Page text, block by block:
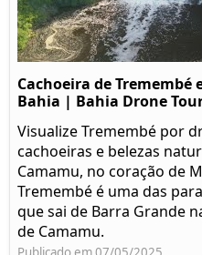
Cachoeira de Tremembé
Bahia | Bahia Drone
Visualize Tremembé por
cachoeiras e belezas
Camamu, no coração de
Tremembé é uma das
que sai de Barra Grande
de Camamu.